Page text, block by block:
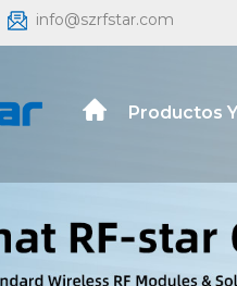
info@szrfstar.com
Productos